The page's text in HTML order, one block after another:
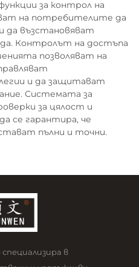
за контрол на
на потребителите да
да възстановяват
Контролът на достъпа
позволяват на
и да защитават
Системата за
за цялост и
се гарантира, че
пълни и точни.
в